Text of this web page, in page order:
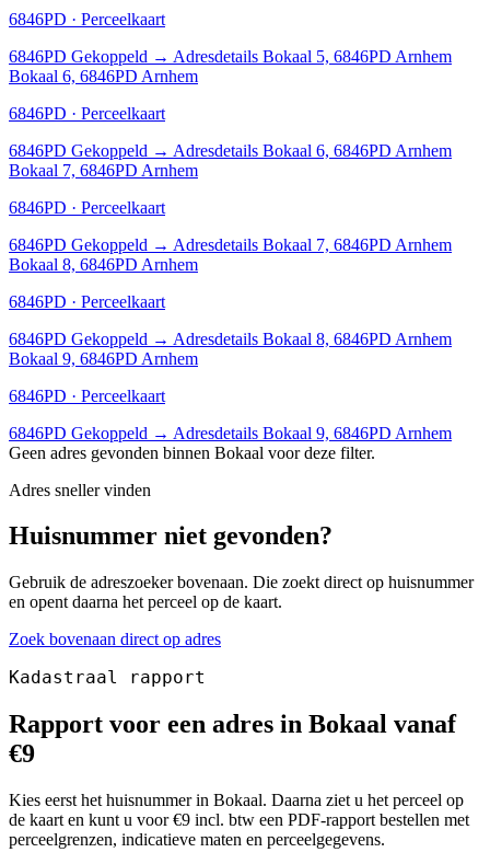
6846PD · Perceelkaart
6846PD Gekoppeld → Adresdetails Bokaal 5, 6846PD Arnhem
Bokaal 6, 6846PD Arnhem
6846PD · Perceelkaart
6846PD Gekoppeld → Adresdetails Bokaal 6, 6846PD Arnhem
Bokaal 7, 6846PD Arnhem
6846PD · Perceelkaart
6846PD Gekoppeld → Adresdetails Bokaal 7, 6846PD Arnhem
Bokaal 8, 6846PD Arnhem
6846PD · Perceelkaart
6846PD Gekoppeld → Adresdetails Bokaal 8, 6846PD Arnhem
Bokaal 9, 6846PD Arnhem
6846PD · Perceelkaart
6846PD Gekoppeld → Adresdetails Bokaal 9, 6846PD Arnhem
Geen adres gevonden binnen Bokaal voor deze filter.
Adres sneller vinden
Huisnummer niet gevonden?
Gebruik de adreszoeker bovenaan. Die zoekt direct op huisnummer
en opent daarna het perceel op de kaart.
Zoek bovenaan direct op adres
Kadastraal rapport
Rapport voor een adres in Bokaal vanaf
€9
Kies eerst het huisnummer in Bokaal. Daarna ziet u het perceel op
de kaart en kunt u voor €9 incl. btw een PDF-rapport bestellen met
perceelgrenzen, indicatieve maten en perceelgegevens.